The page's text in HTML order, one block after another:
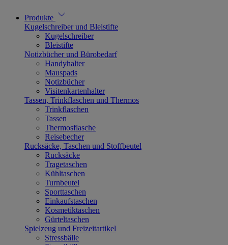
Produkte
Kugelschreiber und Bleistifte
Kugelschreiber
Bleistifte
Notizbücher und Bürobedarf
Handyhalter
Mauspads
Notizbücher
Visitenkartenhalter
Tassen, Trinkflaschen und Thermos
Trinkflaschen
Tassen
Thermosflasche
Reisebecher
Rucksäcke, Taschen und Stoffbeutel
Rucksäcke
Tragetaschen
Kühltaschen
Turnbeutel
Sporttaschen
Einkaufstaschen
Kosmetiktaschen
Gürteltaschen
Spielzeug und Freizeitartikel
Stressbälle